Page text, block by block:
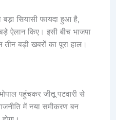
सियासी फायदा हुआ है,
ऐलान किए। इसी बीच भाजपा
बड़ी खबरों का पूरा हाल।
पहुंचकर जीतू पटवारी से
में नया समीकरण बन